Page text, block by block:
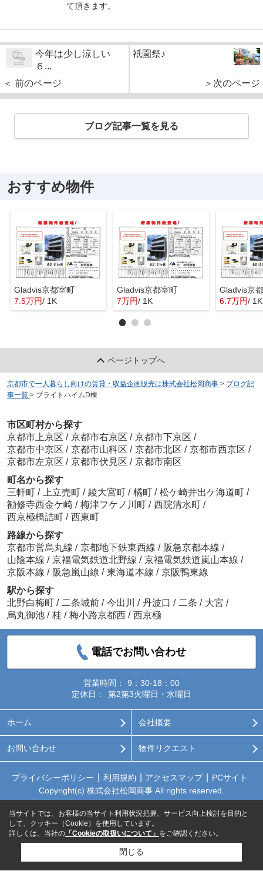
て頂きます。
今年は少し涼しい
６...
＜ 前のページ
祇園祭♪
＞次のページ
ブログ記事一覧を見る
おすすめ物件
Gladvis京都室町
7.5万円/ 1K
Gladvis京都室町
7万円/ 1K
Gladvis京
6.7万円/ 1K
ページトップへ
京都市で一人暮らし向けの賃貸・収益企画販売は株式会社松岡商事 > ブログ記
事一覧 > ブライトハイムD棟
市区町村から探す
京都市上京区 / 京都市右京区 / 京都市下京区 /
京都市中京区 / 京都市山科区 / 京都市北区 / 京都市西京区 /
京都市左京区 / 京都市伏見区 / 京都市南区
町名から探す
三軒町 / 上立売町 / 綾大宮町 / 橘町 / 松ケ崎井出ケ海道町 /
勧修寺西金ケ崎 / 梅津フケノ川町 / 西院清水町 /
西京極橋詰町 / 西東町
路線から探す
京都市営烏丸線 / 京都地下鉄東西線 / 阪急京都本線 /
山陰本線 / 京福電気鉄道北野線 / 京福電気鉄道嵐山本線 /
京阪本線 / 阪急嵐山線 / 東海道本線 / 京阪鴨東線
駅から探す
北野白梅町 / 二条城前 / 今出川 / 丹波口 / 二条 / 大宮 /
烏丸御池 / 桂 / 梅小路京都西 / 西京極
電話でお問い合わせ
営業時間：
9：30-18：00
定休日：
第2第3火曜日・水曜日
ホーム 会社概要
お問い合わせ 物件リクエスト
プライバシーポリシー 利用規約 アクセスマップ
PCサイト
Copyright(c) 株式会社松岡商事 All rights reserved.
当サイトでは、お客様の当サイト利用状況把握、サービス向上検討を目的と
して、クッキー（Cookie）を使用しています。
詳しくは、当社の 「Cookieの取扱いについて」 をご確認ください。
閉じる